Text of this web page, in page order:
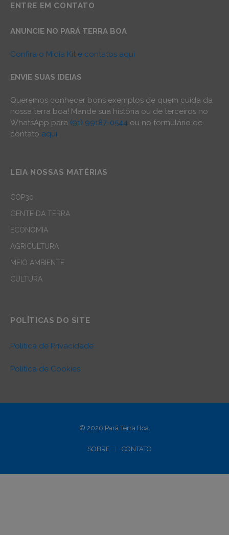
ENTRE EM CONTATO
ANUNCIE NO PARÁ TERRA BOA
Confira o Mídia Kit e contatos aqui
ENVIE SUAS IDEIAS
Queremos conhecer bons exemplos de quem cuida da
nossa terra boa! Mande sua história ou de terceiros no
WhatsApp para (91) 99187-0544 ou no formulário de
contato aqui.
LEIA NOSSAS MATÉRIAS
COP30
GENTE DA TERRA
ECONOMIA
AGRICULTURA
MEIO AMBIENTE
CULTURA
POLÍTICAS DO SITE
Política de Privacidade
Política de Cookies
© 2026 Pará Terra Boa.
SOBRE CONTATO